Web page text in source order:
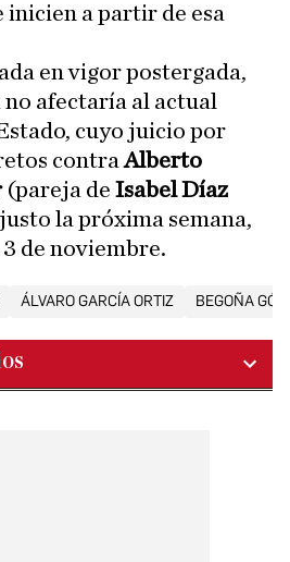
inicien a partir de esa
en vigor postergada,
afectaría al actual
cuyo juicio por
contraAlberto
(pareja de Isabel Díaz
la próxima semana,
de noviembre.
ÁLVARO GARCÍA ORTIZ BEGOÑA